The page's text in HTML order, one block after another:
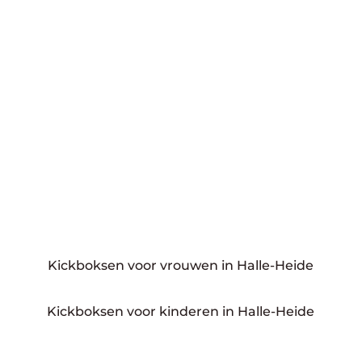
Kickboksen voor vrouwen in Halle-Heide
Kickboksen voor kinderen in Halle-Heide